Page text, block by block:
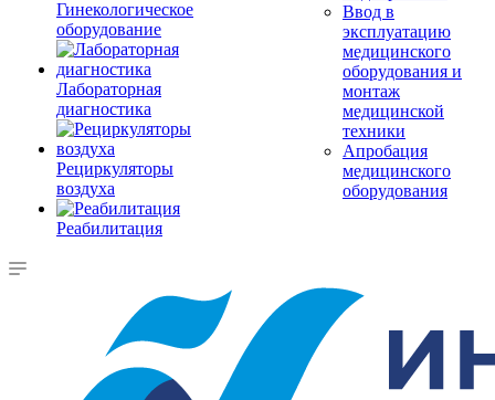
Гинекологическое
оборудование
Лабораторная
диагностика
Рециркуляторы
воздуха
Реабилитация
Ввод в
эксплуатацию
медицинского
оборудования и
монтаж
медицинской
техники
Апробация
медицинского
оборудования